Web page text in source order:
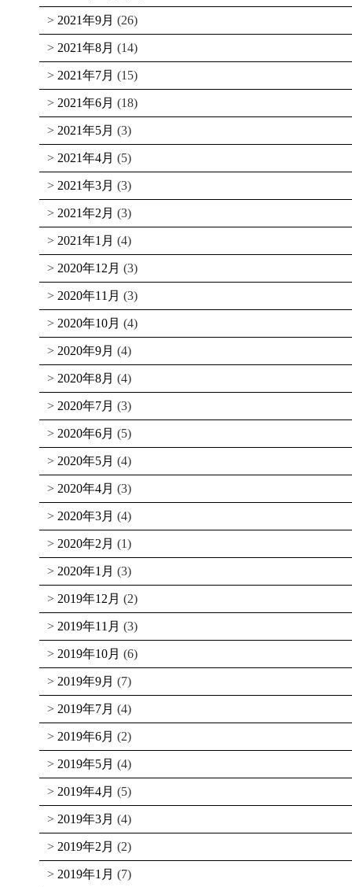
2021年9月 (26)
2021年8月 (14)
2021年7月 (15)
2021年6月 (18)
2021年5月 (3)
2021年4月 (5)
2021年3月 (3)
2021年2月 (3)
2021年1月 (4)
2020年12月 (3)
2020年11月 (3)
2020年10月 (4)
2020年9月 (4)
2020年8月 (4)
2020年7月 (3)
2020年6月 (5)
2020年5月 (4)
2020年4月 (3)
2020年3月 (4)
2020年2月 (1)
2020年1月 (3)
2019年12月 (2)
2019年11月 (3)
2019年10月 (6)
2019年9月 (7)
2019年7月 (4)
2019年6月 (2)
2019年5月 (4)
2019年4月 (5)
2019年3月 (4)
2019年2月 (2)
2019年1月 (7)